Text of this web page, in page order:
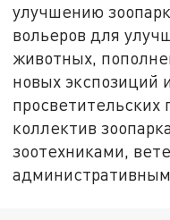
улучшению
вольеров для
животных,
новых экспозиций
просветительских
коллектив
зоотехниками,